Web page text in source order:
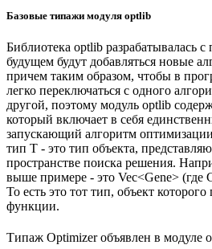
Базовые типажи модуля optlib
Библиотека optlib разрабатывалась
будущем будут добавляться новые
причем таким образом, чтобы в
легко переключаться с одного
другой, поэтому модуль optlib
который включает в себя
запускающий алгоритм
тип T - это тип объекта,
пространстве поиска решения.
выше примере - это Vec<Gene> (где
То есть это тот тип, объект
функции.
Типаж Optimizer объявлен в модуле